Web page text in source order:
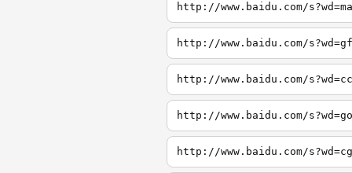
http://www.baidu.com/
http://www.baidu.com/
http://www.baidu.com/
http://www.baidu.com/
http://www.baidu.com/